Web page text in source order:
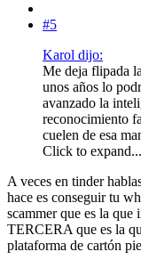
#5
Karol dijo:
Me deja flipada
unos años lo
avanzado la
reconocimiento
cuelen de esa
Click to expand...
A veces en tinder
hace es conseguir tu
scammer que es la que
TERCERA que es la
plataforma de cartón